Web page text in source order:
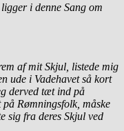
i denne Sang om
af mit Skjul, listede mig
ude i Vadehavet så kort
derved tæt ind på
Rømningsfolk, måske
sig fra deres Skjul ved